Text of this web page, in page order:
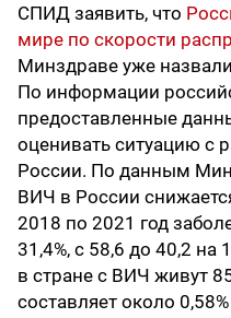
СПИД заявить, что
мире по скорости
Минздраве уже
По информации
предоставленные
оценивать ситуацию с
России. По данным
ВИЧ в России
2018 по 2021 год
31,4%, с 58,6 до 40,2 на
в стране с ВИЧ живут
составляет около